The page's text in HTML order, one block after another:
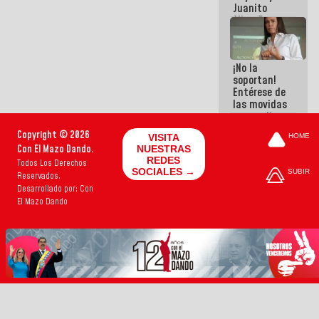
Juanito
Alimaña son
harina del
mismo
costal
¡No la
soportan!
Entérese de
las movidas
que realizan
cómplices
sacudírsela
Copyright © 2026
Con El Mazo Dando.
Todos Los Derechos
Reservados.
Desarrollado por: Con
El Mazo Dando
VISITA
NUESTRAS
REDES
SOCIALES →
HOME
SUBIR